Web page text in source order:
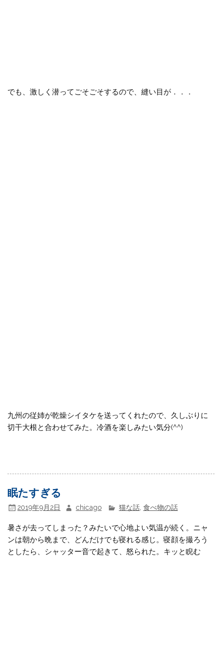
でも、激しく潜ってごそごそするので、縫い目が．．．
九州の従姉が乾燥シイタケを送ってくれたので、久しぶりに
切干大根と合わせてみた。冷酒を楽しみたい気分(^^)
眠たすぎる
2019年9月2日 chicago 猫な話, 食べ物の話
暑さが去ってしまった？みたいで心地よい気温が続く。ニャ
ンは朝から晩まで、どんだけでも寝れる感じ。寝顔を撮ろう
としたら、シャッター音で起きて、怒られた。キッと睨む